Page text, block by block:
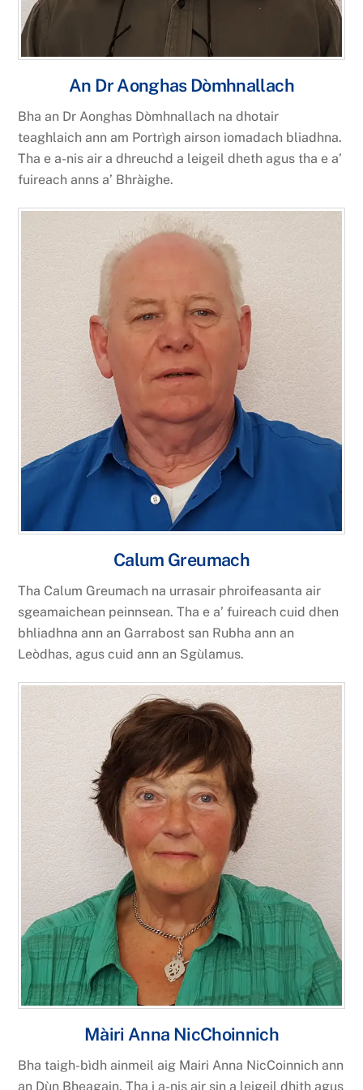
An Dr Aonghas Dòmhnallach
Bha an Dr Aonghas Dòmhnallach na dhotair
teaghlaich ann am Portrìgh airson iomadach bliadhna.
Tha e a-nis air a dhreuchd a leigeil dheth agus tha e a’
fuireach anns a’ Bhràighe.
Calum Greumach
Tha Calum Greumach na urrasair phroifeasanta air
sgeamaichean peinnsean. Tha e a’ fuireach cuid dhen
bhliadhna ann an Garrabost san Rubha ann an
Leòdhas, agus cuid ann an Sgùlamus.
Màiri Anna NicChoinnich
Bha taigh-bìdh ainmeil aig Mairi Anna NicCoinnich ann
an Dùn Bheagain. Tha i a-nis air sin a leigeil dhith agus